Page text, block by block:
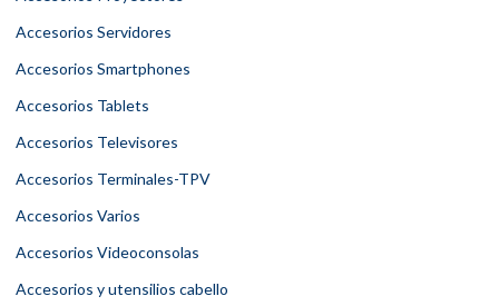
Accesorios Servidores
Accesorios Smartphones
Accesorios Tablets
Accesorios Televisores
Accesorios Terminales-TPV
Accesorios Varios
Accesorios Videoconsolas
Accesorios y utensilios cabello